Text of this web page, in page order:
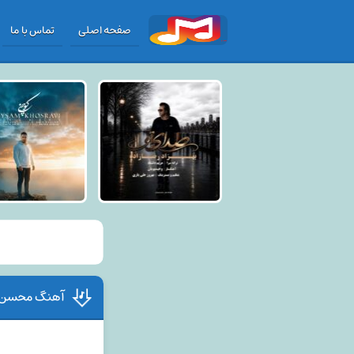
صفحه اصلی تماس با ما
آهنگ محسن